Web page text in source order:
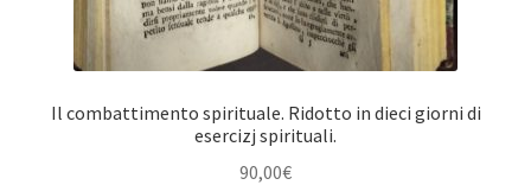
Il combattimento spirituale. Ridotto in dieci giorni di
esercizj spirituali.
90,00€